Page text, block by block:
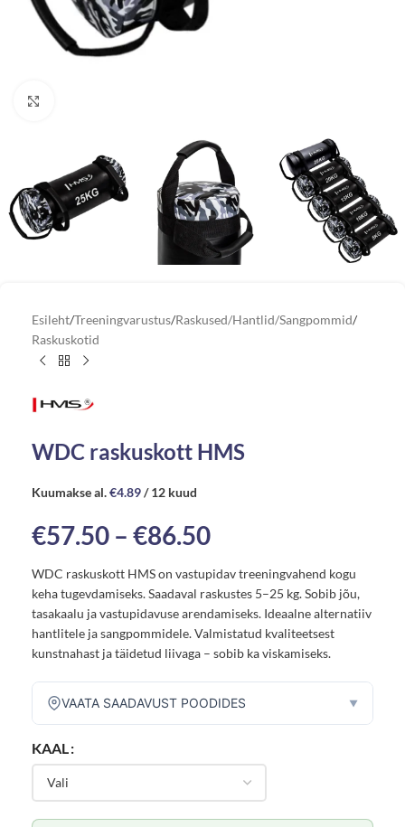
Esileht/Treeningvarustus/Raskused/Hantlid/Sangpommid/
Raskuskotid
WDC raskuskott HMS
Kuumakse al.€4.89/ 12 kuud
€57.50 – €86.50
WDC raskuskott HMS on vastupidav treeningvahend kogu
keha tugevdamiseks. Saadaval raskustes 5–25 kg. Sobib jõu,
tasakaalu ja vastupidavuse arendamiseks. Ideaalne alternatiiv
hantlitele ja sangpommidele. Valmistatud kvaliteetsest
kunstnahast ja täidetud liivaga – sobib ka viskamiseks.
VAATA SAADAVUST POODIDES ▼
KAAL